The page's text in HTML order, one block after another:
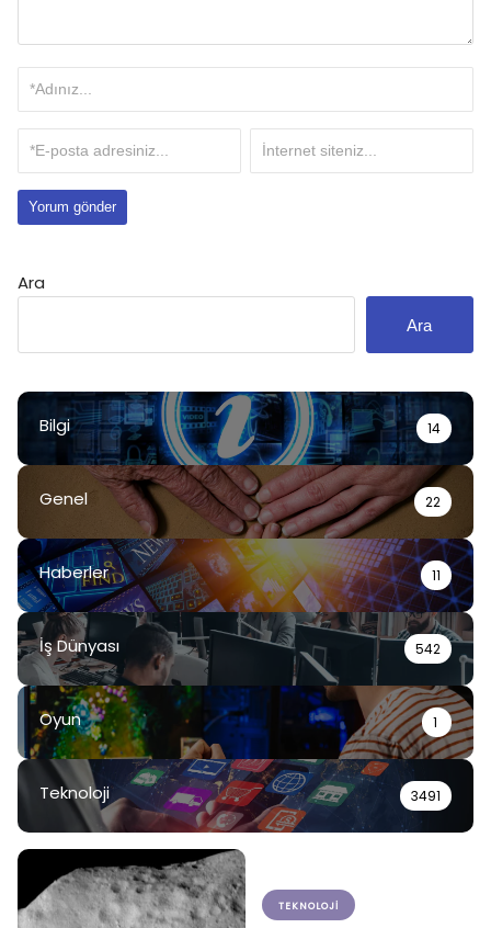
Ara
Ara
Bilgi 14
Genel 22
Haberler 11
İş Dünyası 542
Oyun 1
Teknoloji 3491
TEKNOLOJI